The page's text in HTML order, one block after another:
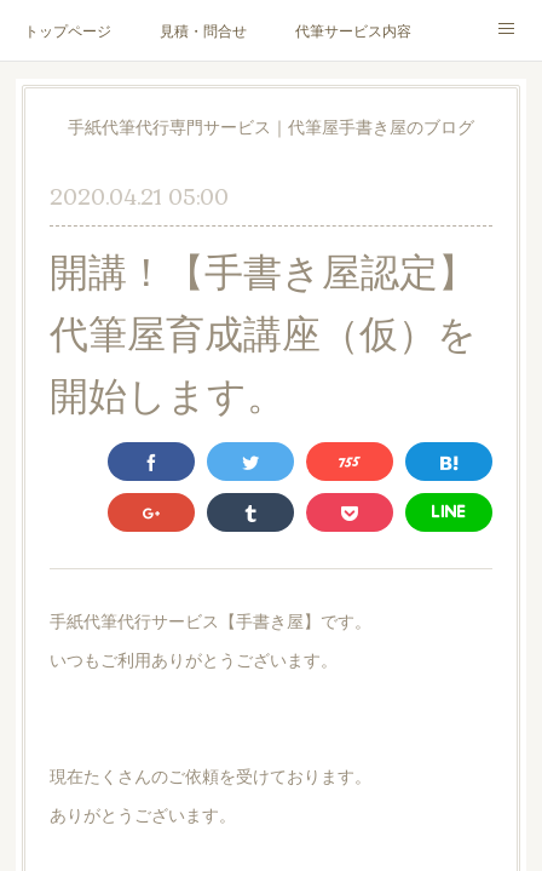
トップページ 見積・問合せ 代筆サービス内容
料金表 代筆サンプル 手紙文章作成代行サービス
ブログ お客様の声
Instagram
手紙代筆代行専門サービス｜代筆屋手書き屋のブログ
2020.04.21 05:00
開講！【手書き屋認定】
代筆屋育成講座（仮）を
開始します。
手紙代筆代行サービス【手書き屋】です。
いつもご利用ありがとうございます。
現在たくさんのご依頼を受けております。
ありがとうございます。